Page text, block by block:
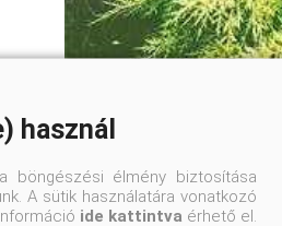
használ
böngészési élmény biztosítása
A sütik használatára vonatkozó
ide kattintva érhető el.